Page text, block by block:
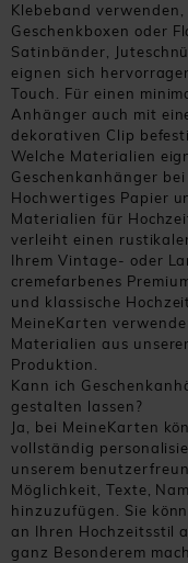
Klebeband
Geschenkboxen oder
Satinbänder,
eignen sich
Touch. Für einen
Anhänger auch mit
dekorativen Clip
Welche Materialien
Geschenkanhänger
Hochwertiges Papier
Materialien für
verleiht einen
Ihrem Vintage- oder
cremefarbenes
und klassische
MeineKarten
Materialien aus
Produktion.
Kann ich
gestalten lassen?
Ja, bei MeineKarten
vollständig
unserem
Möglichkeit, Texte,
hinzuzufügen. Sie
an Ihren Hochzeitsstil
ganz Besonderem